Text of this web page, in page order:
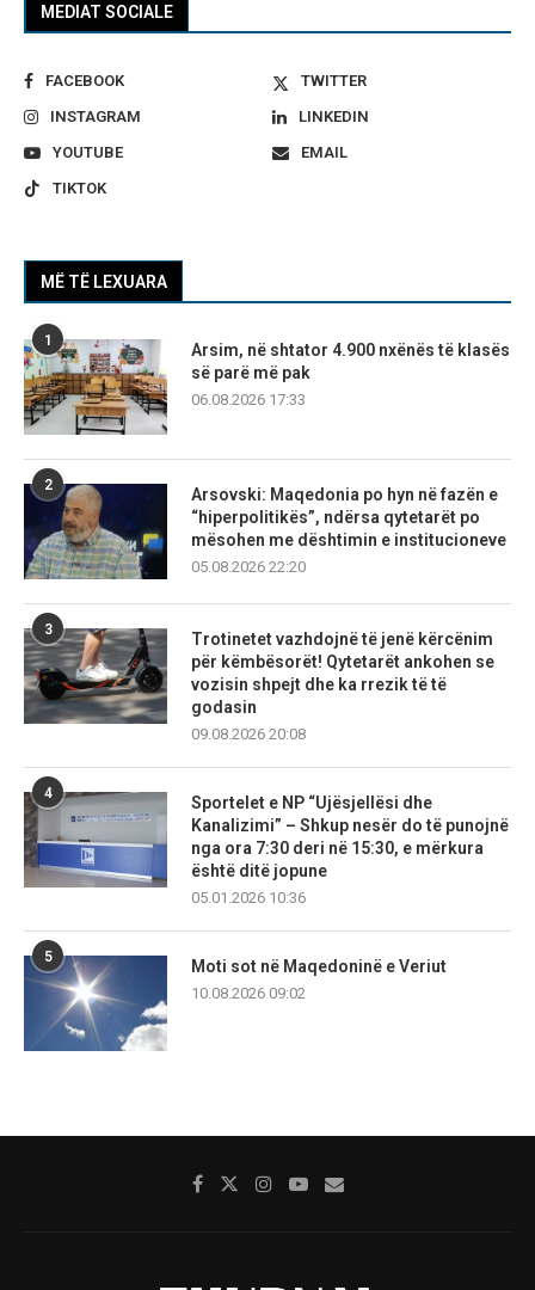
MEDIAT SOCIALE
FACEBOOK
TWITTER
INSTAGRAM
LINKEDIN
YOUTUBE
EMAIL
TIKTOK
MË TË LEXUARA
1
Arsim, në shtator 4.900 nxënës të klasës
së parë më pak
06.08.2026 17:33
2
Arsovski: Maqedonia po hyn në fazën e
“hiperpolitikës”, ndërsa qytetarët po
mësohen me dështimin e institucioneve
05.08.2026 22:20
3
Trotinetet vazhdojnë të jenë kërcënim
për këmbësorët! Qytetarët ankohen se
vozisin shpejt dhe ka rrezik të të
godasin
09.08.2026 20:08
4
Sportelet e NP “Ujësjellësi dhe
Kanalizimi” – Shkup nesër do të punojnë
nga ora 7:30 deri në 15:30, e mërkura
është ditë jopune
05.01.2026 10:36
5
Moti sot në Maqedoninë e Veriut
10.08.2026 09:02